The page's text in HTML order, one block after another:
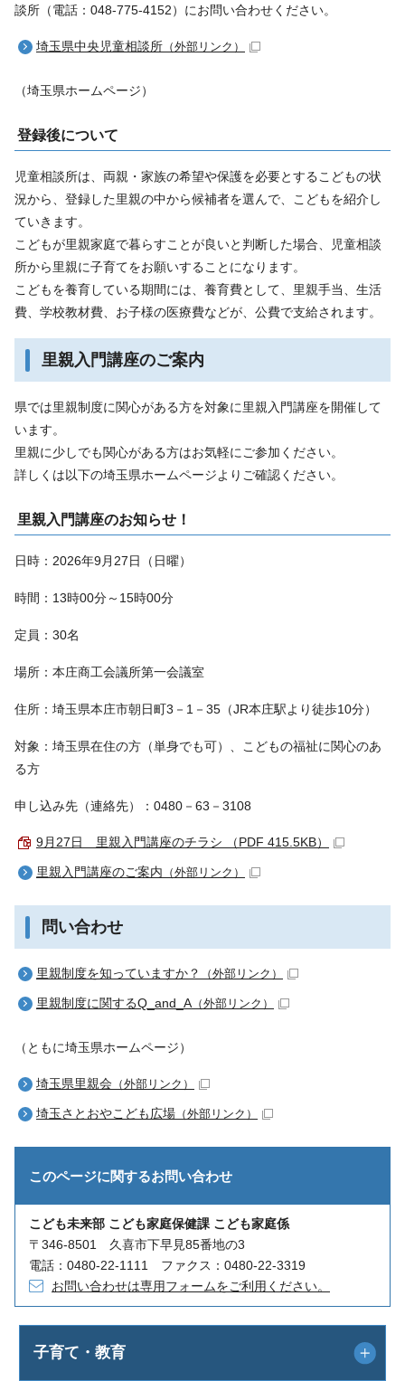
談所（電話：048-775-4152）にお問い合わせください。
埼玉県中央児童相談所 （外部リンク）
（埼玉県ホームページ）
登録後について
児童相談所は、両親・家族の希望や保護を必要とするこどもの状
況から、登録した里親の中から候補者を選んで、こどもを紹介し
ていきます。
こどもが里親家庭で暮らすことが良いと判断した場合、児童相談
所から里親に子育てをお願いすることになります。
こどもを養育している期間には、養育費として、里親手当、生活
費、学校教材費、お子様の医療費などが、公費で支給されます。
里親入門講座のご案内
県では里親制度に関心がある方を対象に里親入門講座を開催して
います。
里親に少しでも関心がある方はお気軽にご参加ください。
詳しくは以下の埼玉県ホームページよりご確認ください。
里親入門講座のお知らせ！
日時：2026年9月27日（日曜）
時間：13時00分～15時00分
定員：30名
場所：本庄商工会議所第一会議室
住所：埼玉県本庄市朝日町3－1－35（JR本庄駅より徒歩10分）
対象：埼玉県在住の方（単身でも可）、こどもの福祉に関心のあ
る方
申し込み先（連絡先）：0480－63－3108
9月27日 里親入門講座のチラシ （PDF 415.5KB）
里親入門講座のご案内 （外部リンク）
問い合わせ
里親制度を知っていますか？ （外部リンク）
里親制度に関するQ_and_A（外部リンク）
（ともに埼玉県ホームページ）
埼玉県里親会 （外部リンク）
埼玉さとおやこども広場 （外部リンク）
このページに関するお問い合わせ
こども未来部 こども家庭保健課 こども家庭係
〒346-8501 久喜市下早見85番地の3
電話：0480-22-1111 ファクス：0480-22-3319
お問い合わせは専用フォームをご利用ください。
子育て・教育